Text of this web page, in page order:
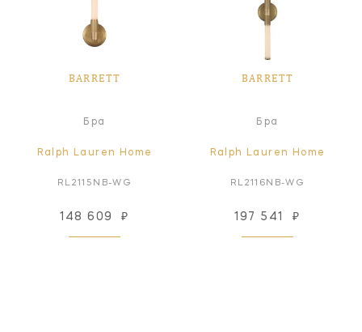
BARRETT
Бра
Ralph Lauren Home
RL2115NB-WG
148 609 ₽
BARRETT
Бра
Ralph Lauren Home
RL2116NB-WG
197 541 ₽